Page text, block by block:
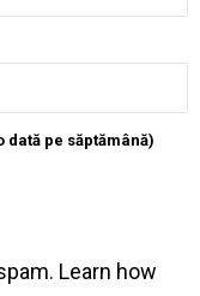
pe săptămână)
Learn how